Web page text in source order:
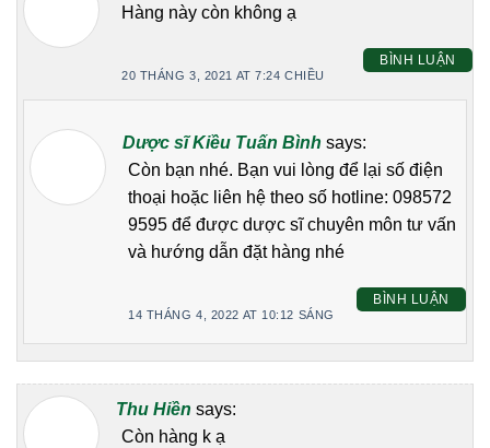
Hàng này còn không ạ
20 THÁNG 3, 2021 AT 7:24 CHIỀU
BÌNH LUẬN
Dược sĩ Kiều Tuấn Bình says:
Còn bạn nhé. Bạn vui lòng để lại số điện
thoại hoặc liên hệ theo số hotline: 098572
9595 để được dược sĩ chuyên môn tư vấn
và hướng dẫn đặt hàng nhé
14 THÁNG 4, 2022 AT 10:12 SÁNG
BÌNH LUẬN
Thu Hiền says:
Còn hàng k ạ